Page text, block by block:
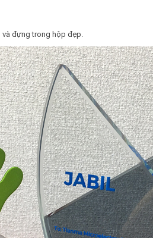
và đựng trong hộp đẹp.